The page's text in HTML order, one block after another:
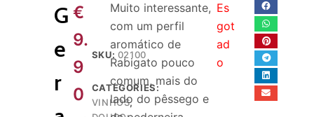
G
e
r
€
9.
9
0
SKU: 02100
CATEGORIES:
VINHOS,
Muito interessante,
com um perfil
aromático de
Rabigato pouco
comum, mais do
lado do pêssego e
Es
got
ad
o